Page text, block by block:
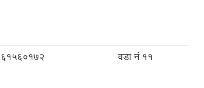
वडा नं ११